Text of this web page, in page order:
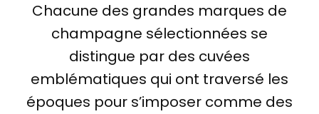
Chacune des grandes marques de
champagne sélectionnées se
distingue par des cuvées
emblématiques qui ont traversé les
époques pour s’imposer comme des